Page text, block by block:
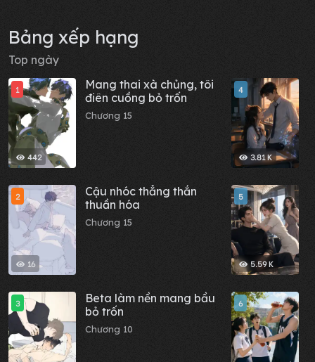
Bảng xếp hạng
Top ngày
442
1
Mang thai xà chủng, tôi
điên cuồng bỏ trốn
Chương 15
16
2
Cậu nhóc thẳng thắn
thuần hóa
Chương 15
3
Beta làm nền mang bầu
bỏ trốn
Chương 10
3.81 K
4
5.59 K
5
6